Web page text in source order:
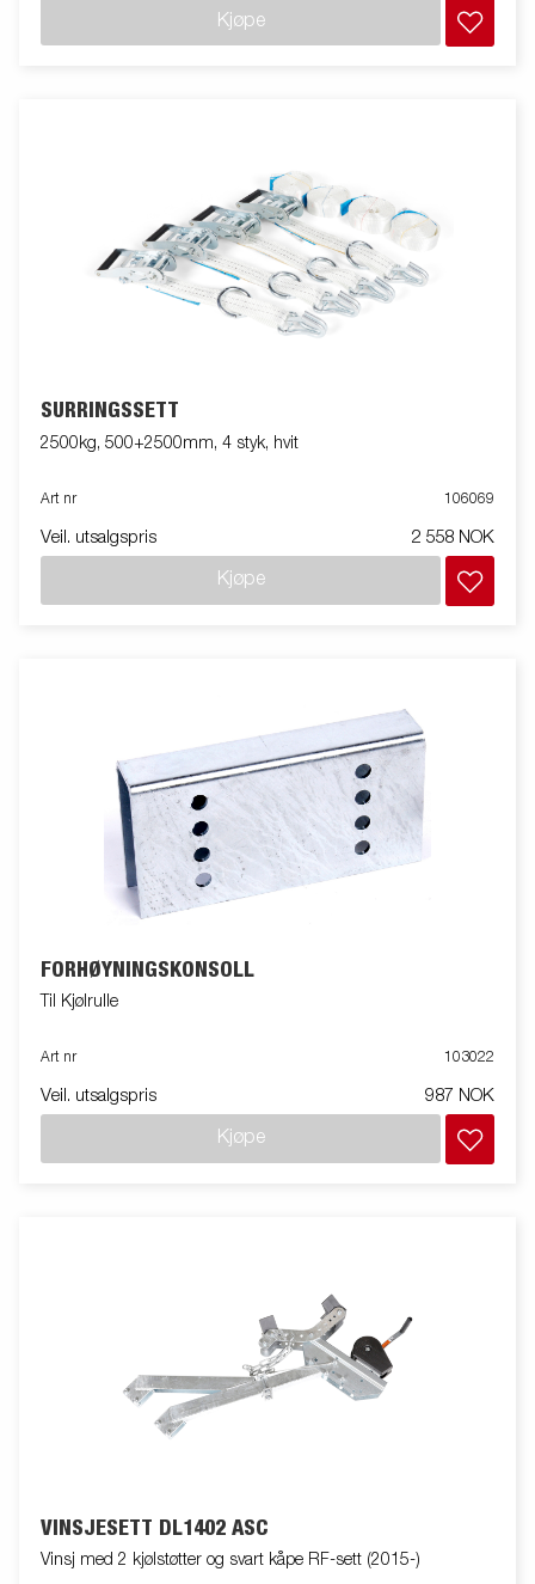
Kjøpe
SURRINGSSETT
2500kg, 500+2500mm, 4 styk, hvit
Art nr 106069
Veil. utsalgspris 2 558 NOK
Kjøpe
FORHØYNINGSKONSOLL
Til Kjølrulle
Art nr 103022
Veil. utsalgspris 987 NOK
Kjøpe
VINSJESETT DL1402 ASC
Vinsj med 2 kjølstøtter og svart kåpe RF-sett (2015-)